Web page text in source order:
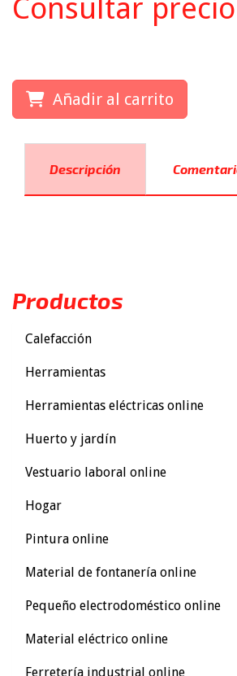
Consultar precio
Añadir al carrito
Descripción
Productos
Calefacción
Herramientas
Herramientas eléctricas online
Huerto y jardín
Vestuario laboral online
Hogar
Pintura online
Material de fontanería online
Pequeño electrodoméstico online
Material eléctrico online
Ferretería industrial online